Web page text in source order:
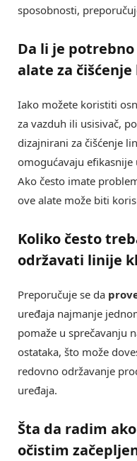
sposobnosti,
Da li je
alate za
Iako možete koristiti
za vazduh ili usisivač,
dizajnirani za čišćenje
omogućavaju
Ako često imate
ove alate može biti
Koliko često
održavati linije
Preporučuje se da
uređaja najmanje
pomaže u sprečavanju
ostataka, što može
redovno održavanje
uređaja.
Šta da radim
očistim